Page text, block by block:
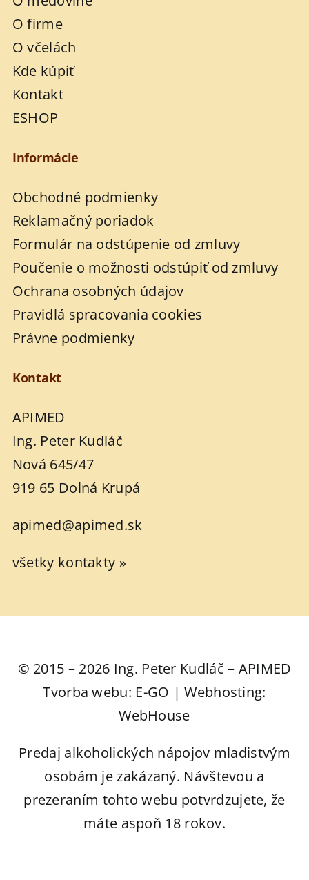
O firme
O včelách
Kde kúpiť
Kontakt
ESHOP
Informácie
Obchodné podmienky
Reklamačný poriadok
Formulár na odstúpenie od zmluvy
Poučenie o možnosti odstúpiť od zmluvy
Ochrana osobných údajov
Pravidlá spracovania cookies
Právne podmienky
Kontakt
APIMED
Ing. Peter Kudláč
Nová 645/47
919 65 Dolná Krupá
apimed@apimed.sk
všetky kontakty »
© 2015 – 2026 Ing. Peter Kudláč – APIMED
Tvorba webu: E-GO | Webhosting:
WebHouse
Predaj alkoholických nápojov mladistvým
osobám je zakázaný. Návštevou a
prezeraním tohto webu potvrdzujete, že
máte aspoň 18 rokov.